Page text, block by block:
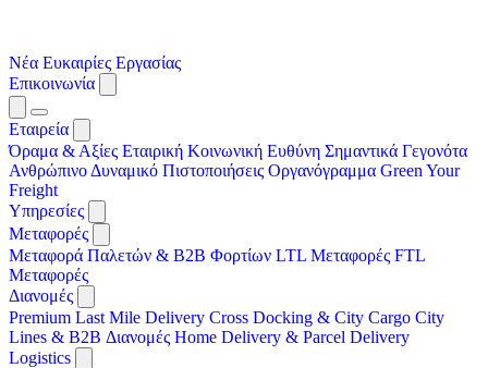
Νέα Ευκαιρίες Εργασίας
Επικοινωνία
Εταιρεία
Όραμα & Αξίες Εταιρική Κοινωνική Ευθύνη Σημαντικά Γεγονότα
Ανθρώπινο Δυναμικό Πιστοποιήσεις Οργανόγραμμα Green Your
Freight
Υπηρεσίες
Μεταφορές
Μεταφορά Παλετών & B2B Φορτίων LTL Μεταφορές FTL
Μεταφορές
Διανομές
Premium Last Mile Delivery Cross Docking & City Cargo City
Lines & B2B Διανομές Home Delivery & Parcel Delivery
Logistics